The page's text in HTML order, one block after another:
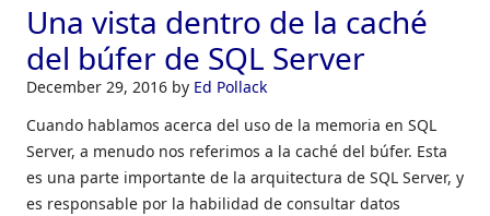
Una vista dentro de la caché
del búfer de SQL Server
December 29, 2016 by Ed Pollack
Cuando hablamos acerca del uso de la memoria en SQL
Server, a menudo nos referimos a la caché del búfer. Esta
es una parte importante de la arquitectura de SQL Server, y
es responsable por la habilidad de consultar datos